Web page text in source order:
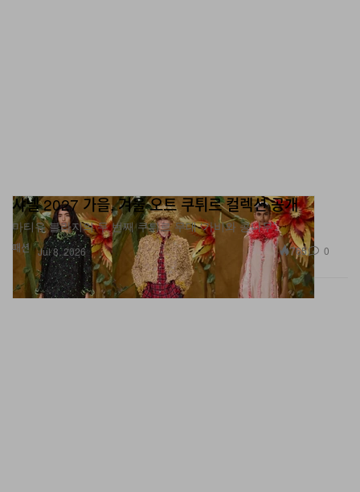
패션
마티유 블라지의 두 번째 쿠튀르 무대 ‘가비와 콩나무’.
Jul 8, 2026 765